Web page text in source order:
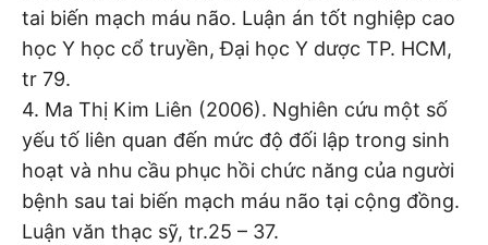
tai biến mạch máu não. Luận án tốt nghiệp cao
học Y học cổ truyền, Đại học Y dược TP. HCM,
tr 79.
4. Ma Thị Kim Liên (2006). Nghiên cứu một số
yếu tố liên quan đến mức độ đối lập trong sinh
hoạt và nhu cầu phục hồi chức năng của người
bệnh sau tai biến mạch máu não tại cộng đồng.
Luận văn thạc sỹ, tr.25 – 37.